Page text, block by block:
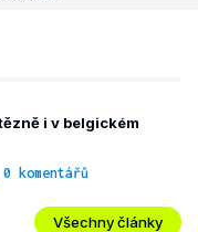
i v belgickém
0 komentářů
Všechny články